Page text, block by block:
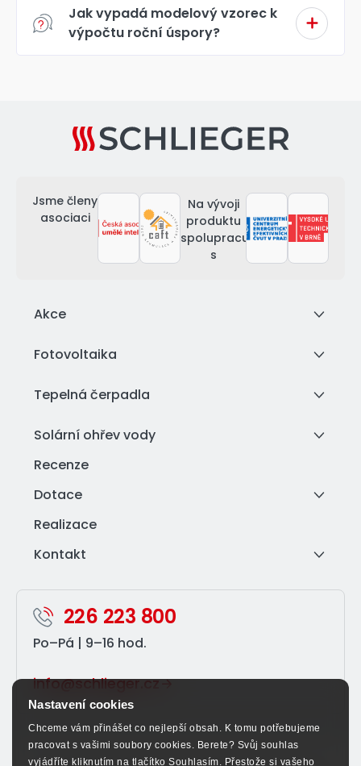
Nastavení cookies
Chceme vám přinášet co nejlepší obsah. K tomu potřebujeme
pracovat s vašimi soubory cookies. Berete? Svůj souhlas
vyjádříte kliknutím na tlačítko Souhlasím. Přestože si vašeho
Jak vypadá modelový vzorec k
výpočtu roční úspory?
Jsme členy
asociaci
Na vývoji
produktu
spolupracujeme
s
Akce
Fotovoltaika
Tepelná čerpadla
Solární ohřev vody
Recenze
Dotace
Realizace
Kontakt
226 223 800
Po–⁠Pá | 9–⁠16 hod.
info@schlieger.cz